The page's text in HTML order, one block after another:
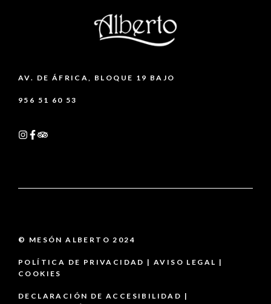
AV. DE ÁFRICA, BLOQUE 19 BAJO
956 51 60 53
© MESÓN ALBERTO 2024
POLÍTICA DE PRIVACIDAD |AVISO LEGAL |
COOKIES
DECLARACIÓN DE ACCESIBILIDAD |